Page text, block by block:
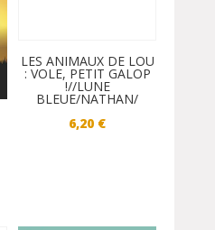
LES ANIMAUX DE LOU
: VOLE, PETIT GALOP
!//LUNE
BLEUE/NATHAN/
6,20 €